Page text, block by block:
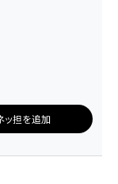
ッ担を追加